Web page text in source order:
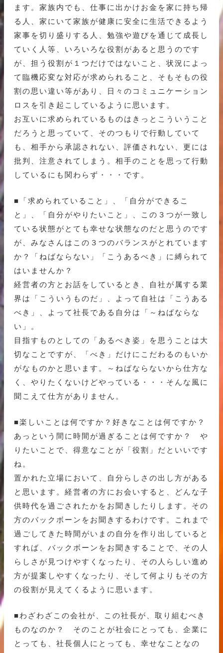
ます。家族内でも、仕事に出かけお金を家に持ち帰
る人、家にいて家族が健康に安全に生活できるよう
家事を切り盛りする人、勉強や遊びを通じて成長し
ていく人等、いろいろな役割があると思うのです
が、担う役割が１つだけではないこと、状況によっ
て臨機応変な対応が求められること、そもそもの役
割の思い違い等があり、日々のコミュニケーション
ロスを引き起こしているように思います。
お互いに求められているものはきっとこういうこと
だろうと思っていて、そのつもりで行動していて
も、相手から承認されない、評価されない、更には
批判、注意されてしまう。相手のことを思って行動
しているにも関わらず・・・です。
■「求められていること」、「自分ができるこ
と」、「自分がやりたいこと」、この３つが一致し
ている状態がとても幸せな状態なのだと思うのです
が、みなさんはこの３つのバランスがとれています
か？「ねばならない」「こうあるべき」に縛られて
はいませんか？
経営者の方とお話をしているとき、自社が属する業
界は「こういうものだ」、よって自社は「こうある
べき」、よって社長である自分は「～ねばならな
い」。
目指すものとしての「あるべき姿」を思うことは大
切なことですが、「べき」だけにこだわるのもいか
がなものかと思います。～ねばならないから仕方な
く、やりたくないけどやっている・・・そんな風に
聞こえて仕方がありません。
■楽しいことは何ですか？好きなことは何ですか？
あっという間に時間が過ぎることは何ですか？ や
りたいことで、得意なことが「役割」だといいです
ね。
置かれた立場において、自分らしさの出し方がある
と思います。経営者の方にお会いすると、どんな子
供時代を過ごされたかをお聞きしたりします。その
方のバックボーンをお聞きするわけです。これまで
過ごしてきた時間がいまの自分を作り出していると
すれば、バックボーンをお聞きすることで、その人
らしさが見つけやすくなったり、その人らしい進め
方が提案しやすくなったり、そして何よりもその方
の役割が見えてくるように思います。
■わざわざこの会社が、この社長が、取り組むべき
ものなのか？ そのことが社会にとっても、企業に
とっても、社長個人にとっても、幸せなことなの